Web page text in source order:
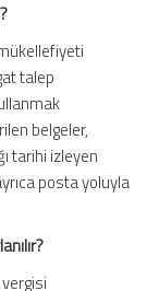
talep
belgeler,
tarihi izleyen
posta yoluyla